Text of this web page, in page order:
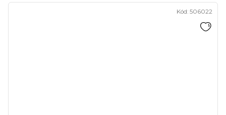
Kód: 506022